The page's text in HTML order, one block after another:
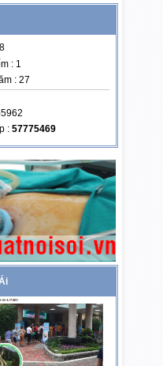
: 1
: 27
: 57775469